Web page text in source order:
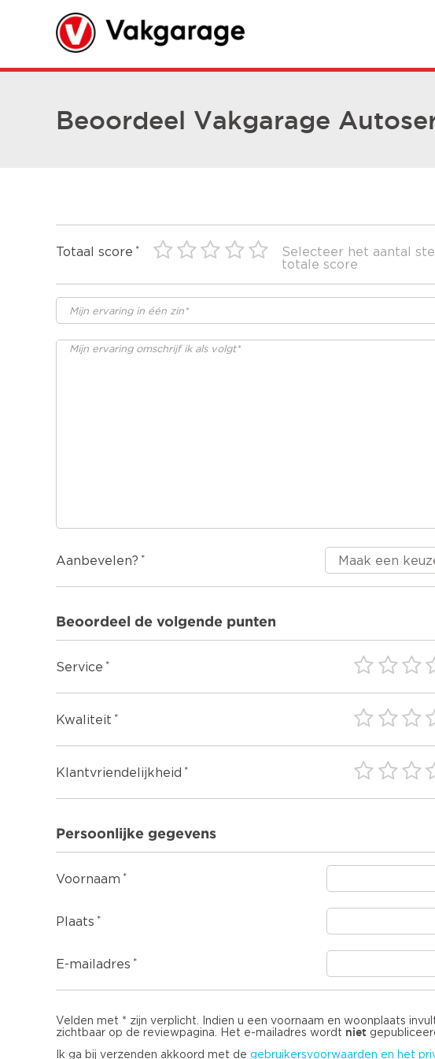
Beoordeel Vakgarage
Totaal score
Selecteer het aantal
totale score
Aanbevelen?
Beoordeel de volgende punten
Service
Kwaliteit
Klantvriendelijkheid
Persoonlijke gegevens
Voornaam
Plaats
E-mailadres
Velden met * zijn verplicht. Indien u een voornaam en woonplaats
zichtbaar op de reviewpagina. Het e-mailadres wordt niet
Ik ga bij verzenden akkoord met de gebruikersvoorwaarden en het